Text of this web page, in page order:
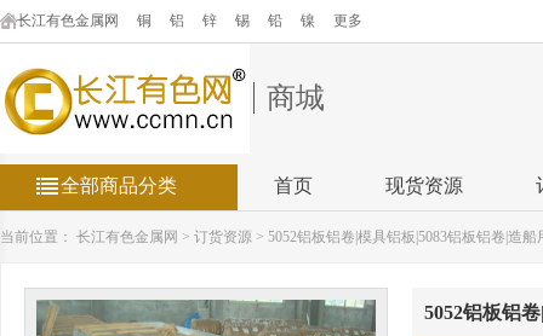
长江有色金属网 铜 铝 锌 锡 铅 镍 更多
商城
全部商品分类 首页 现货资源
当前位置： 长江有色金属网 > 订货资源 > 5052铝板铝卷|模具铝板|5083铝板铝卷|造船
5052铝板铝